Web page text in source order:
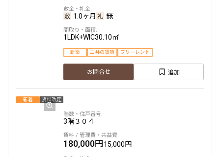
193,000円
1.0ヶ月 無
1LDK+WIC+SIC
1.0ヶ月 無
1LDK+WIC30.10㎡
新築 三井の賃貸 フリーレント
お問合せ 追加
新着 賃料改定
3階３０４
180,000円15,000円